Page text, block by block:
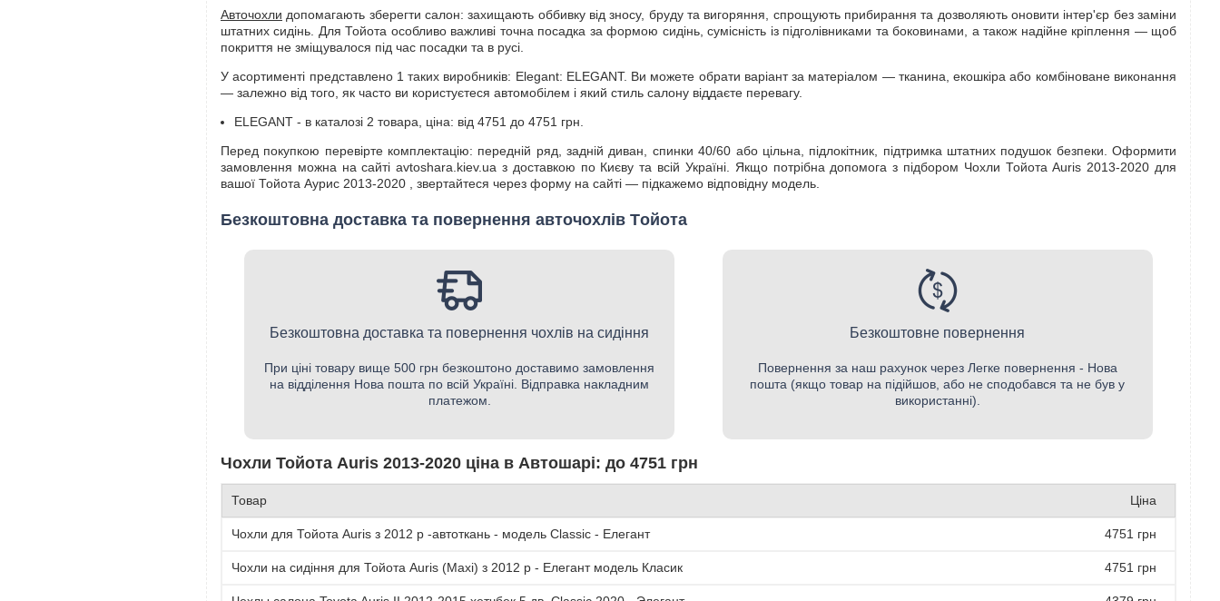
Авточохли допомагають зберегти салон: захищають оббивку від зносу, бруду та вигоряння, спрощують прибирання та дозволяють оновити інтер'єр без заміни
штатних сидінь. Для Тойота особливо важливі точна посадка за формою сидінь, сумісність із підголівниками та боковинами, а також надійне кріплення — щоб
покриття не зміщувалося під час посадки та в русі.
У асортименті представлено 1 таких виробників: Elegant: ELEGANT. Ви можете обрати варіант за матеріалом — тканина, екошкіра або комбіноване виконання
— залежно від того, як часто ви користуєтеся автомобілем і який стиль салону віддаєте перевагу.
ELEGANT - в каталозі 2 товара, ціна: від 4751 до 4751 грн.
Перед покупкою перевірте комплектацію: передній ряд, задній диван, спинки 40/60 або цільна, підлокітник, підтримка штатних подушок безпеки. Оформити
замовлення можна на сайті avtoshara.kiev.ua з доставкою по Києву та всій Україні. Якщо потрібна допомога з підбором Чохли Тойота Auris 2013-2020 для
вашої Тойота Аурис 2013-2020 , звертайтеся через форму на сайті — підкажемо відповідну модель.
Безкоштовна доставка та повернення авточохлів Tойота
Безкоштовна доставка та повернення чохлів на сидіння
При ціні товару вище 500 грн безкоштоно доставимо замовлення
на відділення Нова пошта по всій Україні. Відправка накладним
платежом.
Безкоштовне повернення
Повернення за наш рахунок через Легке повернення - Нова
пошта (якщо товар на підійшов, або не сподобався та не був у
використанні).
Чохли Тойота Auris 2013-2020 ціна в Автошарі: до 4751 грн
Товар Ціна
Чохли для Тойота Auris з 2012 р -автоткань - модель Classic - Елегант 4751 грн
Чохли на сидіння для Тойота Auris (Maxi) з 2012 р - Елегант модель Класик 4751 грн